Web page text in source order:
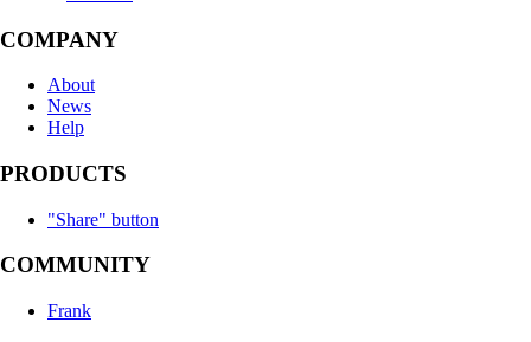
COMPANY
About
News
Help
PRODUCTS
"Share" button
COMMUNITY
Frank